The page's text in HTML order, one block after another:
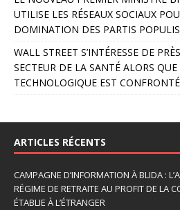
:UTILISE LES RÉSEAUX SOCIAUX
DOMINATION DES PARTIS
WALL STREET S’INTÉRESSE DE
SECTEUR DE LA SANTÉ ALORS QUE
TECHNOLOGIQUE EST
ARTICLES RÉCENTS
CAMPAGNE D’INFORMATION À BLIDA :
RÉGIME DE RETRAITE AU PROFIT DE LA
ÉTABLIE À L’ÉTRANGER